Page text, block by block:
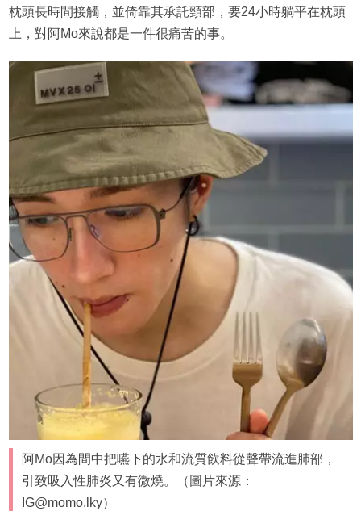
枕頭長時間接觸，並倚靠其承託頸部，要24小時躺平在枕頭
上，對阿Mo來說都是一件很痛苦的事。
阿Mo因為間中把嚥下的水和流質飲料從聲帶流進肺部，
引致吸入性肺炎又有微燒。（圖片來源：
IG@momo.lky）